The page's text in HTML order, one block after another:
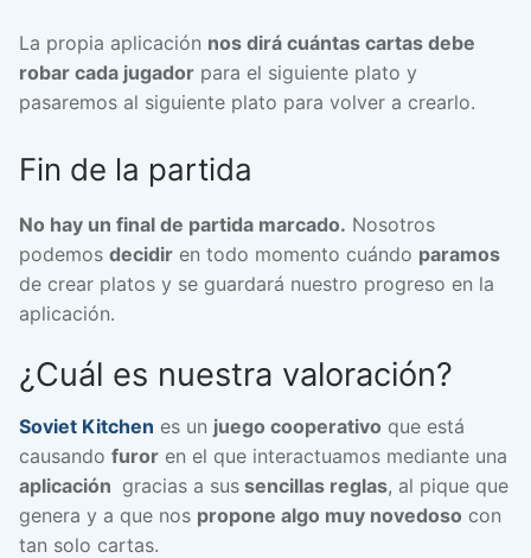
La propia aplicación nos dirá cuántas cartas debe
robar cada jugador para el siguiente plato y
pasaremos al siguiente plato para volver a crearlo.
Fin de la partida
No hay un final de partida marcado. Nosotros
podemos decidir en todo momento cuándo paramos
de crear platos y se guardará nuestro progreso en la
aplicación.
¿Cuál es nuestra valoración?
Soviet Kitchen es un juego cooperativo que está
causando furor en el que interactuamos mediante una
aplicación gracias a sus sencillas reglas, al pique que
genera y a que nos propone algo muy novedoso con
tan solo cartas.